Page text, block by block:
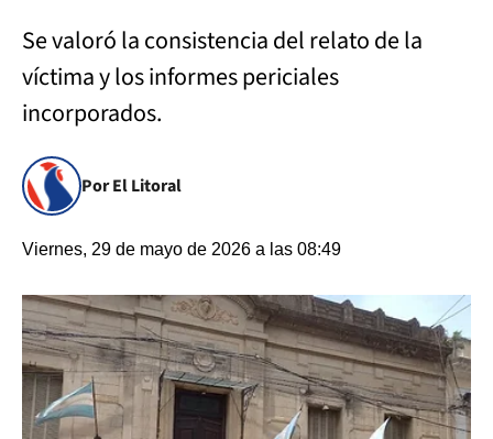
Se valoró la consistencia del relato de la
víctima y los informes periciales
incorporados.
Por El Litoral
Viernes, 29 de mayo de 2026 a las 08:49